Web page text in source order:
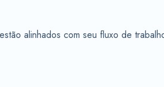
alinhados com seu fluxo de